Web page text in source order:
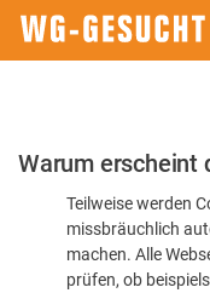
Bitte
dass
Warum erscheint
Teilweise werden
missbräuchlich
machen. Alle
prüfen, ob